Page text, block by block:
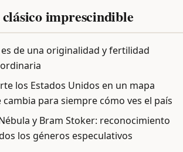
imprescindible
de una originalidad y fertilidad
los Estados Unidos en un mapa
para siempre cómo ves el país
y Bram Stoker: reconocimiento
los géneros especulativos